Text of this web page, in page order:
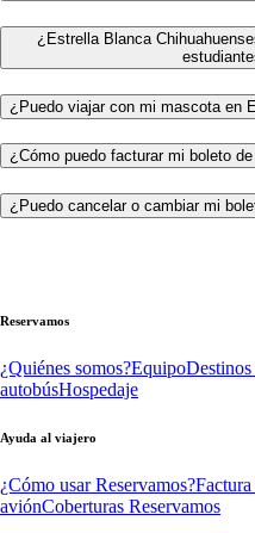
¿Estrella Blanca
¿Puedo viajar con mi mascota en
¿Cómo puedo facturar mi boleto
¿Puedo cancelar o cambiar mi
Reservamos
¿Quiénes somos?Equipo
autobúsHospedaje
Ayuda al viajero
¿Cómo usar Reservamos?
aviónCoberturas Reservamos